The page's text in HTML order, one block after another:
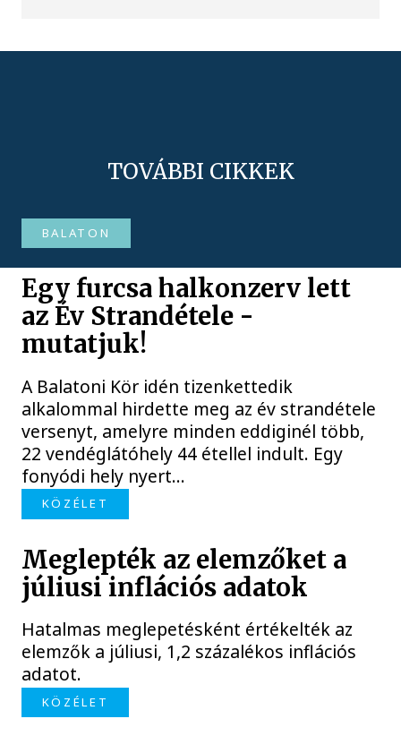
TOVÁBBI CIKKEK
BALATON
Egy furcsa halkonzerv lett
az Év Strandétele -
mutatjuk!
A Balatoni Kör idén tizenkettedik
alkalommal hirdette meg az év strandétele
versenyt, amelyre minden eddiginél több,
22 vendéglátóhely 44 étellel indult. Egy
fonyódi hely nyert...
KÖZÉLET
Meglepték az elemzőket a
júliusi inflációs adatok
Hatalmas meglepetésként értékelték az
elemzők a júliusi, 1,2 százalékos inflációs
adatot.
KÖZÉLET